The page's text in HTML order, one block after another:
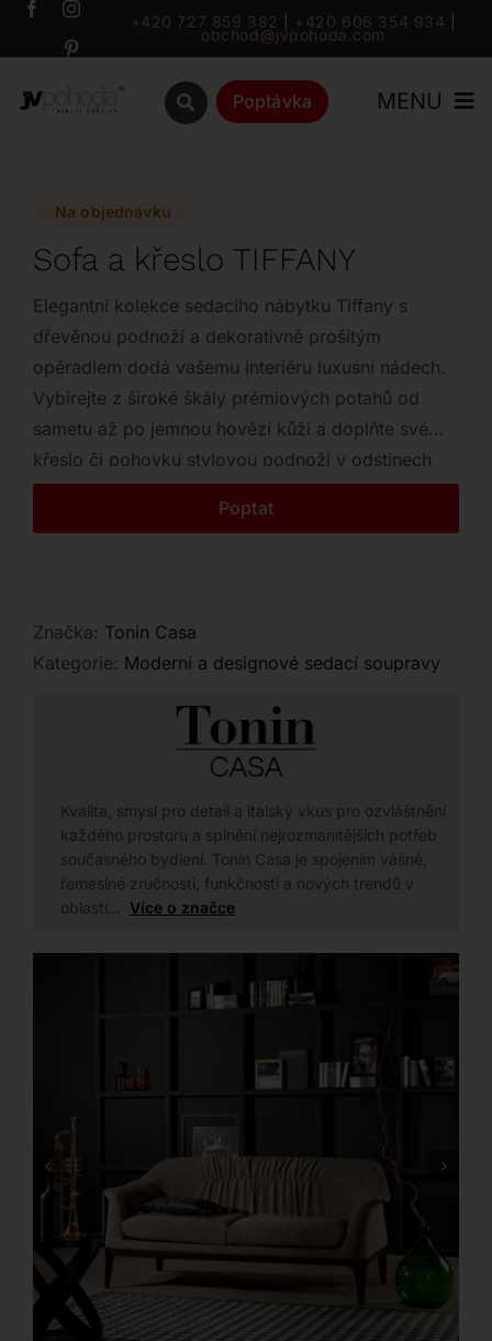
Přeskočit
+420 727 859 382 +420 606 354 934
obchod@jvpohoda.com
Poptávka MENU
Katalog
Značky
Outlet
Kontakt
Na objednávku
Sofa a křeslo TIFFANY
Elegantní kolekce sedacího nábytku Tiffany s
dřevěnou podnoží a dekorativně prošitým
opěradlem dodá vašemu interiéru luxusní nádech.
Vybírejte z široké škály prémiových potahů od
sametu až po jemnou hovězí kůži a doplňte své
křeslo či pohovku stylovou podnoží v odstínech
ořechu, dubu nebo jasanu.
Poptat
Značka: Tonin Casa
Kategorie: Moderní a designové sedací soupravy
Kvalita, smysl pro detail a italský vkus pro ozvláštnění
každého prostoru a splnění nejrozmanitějších potřeb
současného bydlení. Tonin Casa je spojením vášně,
řemeslné zručnosti, funkčnosti a nových trendů v
oblasti… Více o značce